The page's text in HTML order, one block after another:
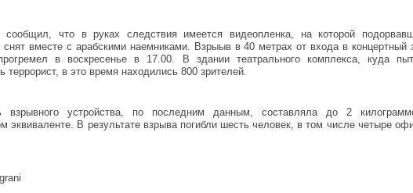
что в руках следствия имеется видеопленка, на которой
снят вместе с арабскими наемниками. Взрыыв в 40 метрах от входа в концертный
в воскресенье в 17.00. В здании театрального комплекса, куда
террорист, в это время находились 800 зрителей.
взрывного устройства, по последним данным, составляла до 2
эквиваленте. В результате взрыва погибли шесть человек, в том числе четыре